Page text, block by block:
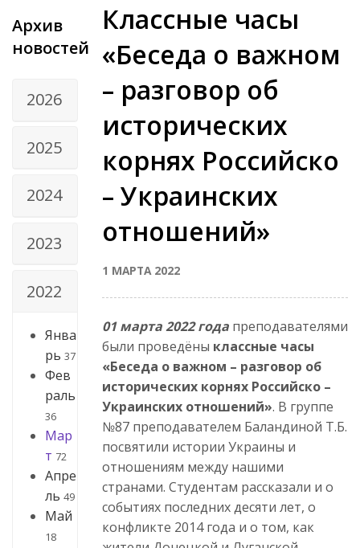
Архив
новостей
2026
2025
2024
2023
2022
Янва
рь 37
Фев
раль
36
Мар
т 72
Апре
ль 49
Май
18
Классные часы
«Беседа о важном
– разговор об
исторических
корнях Российско
– Украинских
отношений»
1 МАРТА 2022
01 марта 2022 года преподавателями
были проведёны классные часы
«Беседа о важном – разговор об
исторических корнях Российско –
Украинских отношений». В группе
№87 преподавателем Баландиной Т.Б.
посвятили истории Украины и
отношениям между нашими
странами. Студентам рассказали и о
событиях последних десяти лет, о
конфликте 2014 года и о том, как